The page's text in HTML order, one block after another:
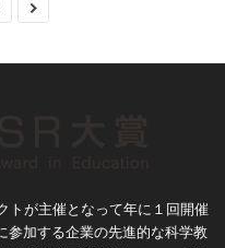
トが主催となって年に１回開催
参加する企業の先進的な科学教